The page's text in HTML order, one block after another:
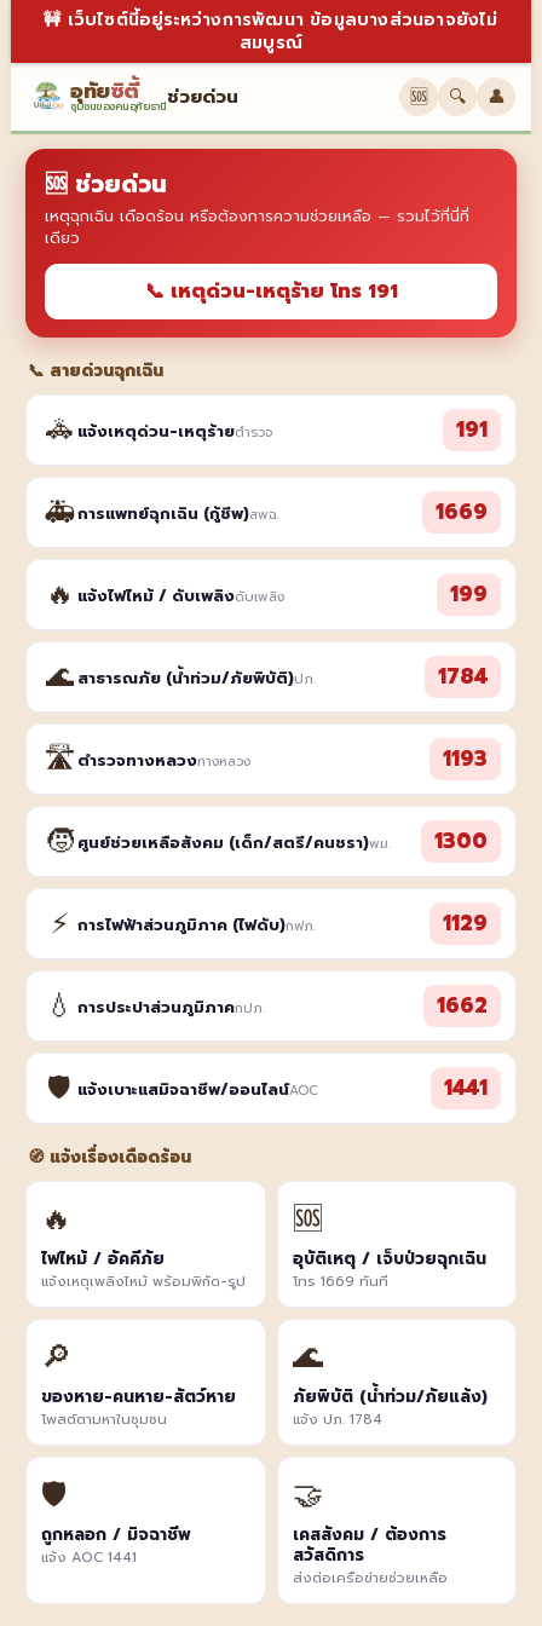
🚧 เว็บไซต์นี้อยู่ระหว่างการพัฒนา ข้อมูลบางส่วนอาจยังไม่
สมบูรณ์
อุทัยซิตี้
ชุมชนของคนอุทัยธานีช่วยด่วน 🆘 🔍 👤
🆘 ช่วยด่วน
เหตุฉุกเฉิน เดือดร้อน หรือต้องการความช่วยเหลือ — รวมไว้ที่นี่ที่
เดียว
📞 เหตุด่วน-เหตุร้าย โทร 191
📞 สายด่วนฉุกเฉิน
🚓 แจ้งเหตุด่วน-เหตุร้ายตำรวจ 191
🚑การแพทย์ฉุกเฉิน (กู้ชีพ)สพฉ. 1669
🔥 แจ้งไฟไหม้ / ดับเพลิงดับเพลิง 199
🌊 สาธารณภัย (น้ำท่วม/ภัยพิบัติ)ปภ. 1784
🛣️ ตำรวจทางหลวงทางหลวง 1193
🧒 ศูนย์ช่วยเหลือสังคม (เด็ก/สตรี/คนชรา)พม. 1300
⚡ การไฟฟ้าส่วนภูมิภาค (ไฟดับ)กฟภ. 1129
💧 การประปาส่วนภูมิภาคกปภ. 1662
🛡️ แจ้งเบาะแสมิจฉาชีพ/ออนไลน์AOC 1441
🧭 แจ้งเรื่องเดือดร้อน
🔥
ไฟไหม้ / อัคคีภัย
แจ้งเหตุเพลิงไหม้ พร้อมพิกัด-รูป
🆘
อุบัติเหตุ / เจ็บป่วยฉุกเฉิน
โทร 1669 ทันที
🔎
ของหาย-คนหาย-สัตว์หาย
โพสต์ตามหาในชุมชน
🌊
ภัยพิบัติ (น้ำท่วม/ภัยแล้ง)
แจ้ง ปภ. 1784
🛡️
ถูกหลอก / มิจฉาชีพ
แจ้ง AOC 1441
🤝
เคสสังคม / ต้องการ
สวัสดิการ
ส่งต่อเครือข่ายช่วยเหลือ